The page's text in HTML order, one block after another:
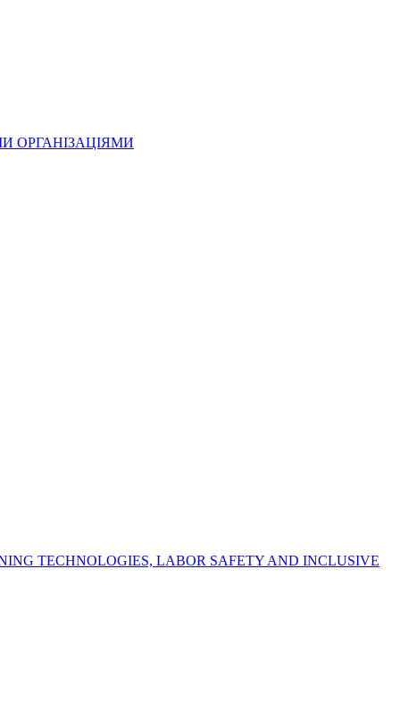
ОРГАНІЗАЦІЯМИ
LABOR SAFETY AND INCLUSIVE